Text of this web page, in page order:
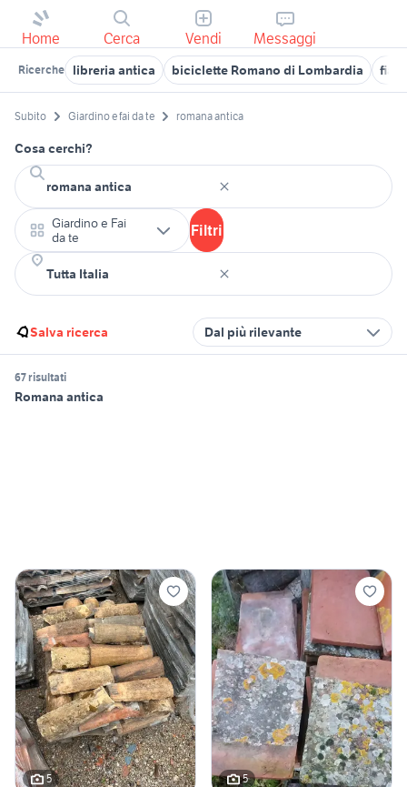
Home Cerca Vendi Messaggi
Ricerche libreria antica biciclette Romano di Lombardia
Subito Giardino e fai da te romana antica
Cosa cerchi?
Giardino e Fai
da te
Filtri
Salva ricerca Dal più rilevante
67 risultati
Romana antica
5 5